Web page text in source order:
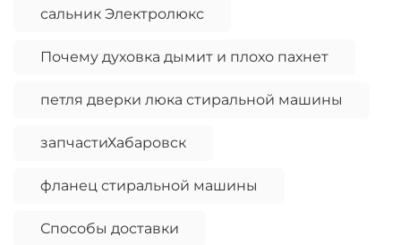
сальник Электролюкс
Почему духовка дымит и плохо пахнет
петля дверки люка стиральной машины
запчастиХабаровск
фланец стиральной машины
Способы доставки